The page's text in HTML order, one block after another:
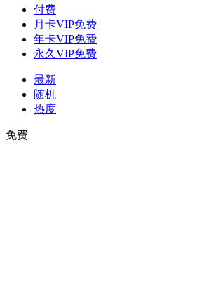
付费
月卡VIP免费
年卡VIP免费
永久VIP免费
最新
随机
热度
免费